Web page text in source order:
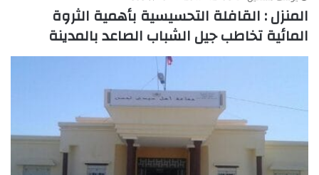
المنزل : القافلة التحسيسية بأهمية الثروة
المائية تخاطب جيل الشباب الصاعد بالمدينة